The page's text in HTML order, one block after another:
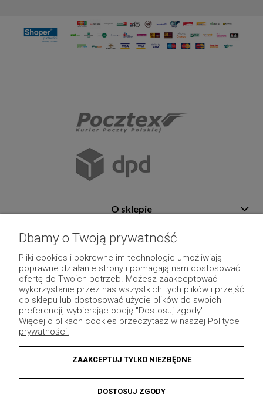
O sklepie
Płatność i dostawa
Moje konto
Pozostałe
Dbamy o Twoją prywatność
Pliki cookies i pokrewne im technologie umożliwiają
poprawne działanie strony i pomagają nam dostosować
ofertę do Twoich potrzeb. Możesz zaakceptować
wykorzystanie przez nas wszystkich tych plików i przejść
do sklepu lub dostosować użycie plików do swoich
preferencji, wybierając opcję "Dostosuj zgody".
Więcej o plikach cookies przeczytasz w naszej Polityce
prywatności.
ZAAKCEPTUJ TYLKO NIEZBĘDNE
DOSTOSUJ ZGODY